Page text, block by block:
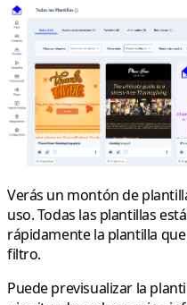
Verás un montón de
uso. Todas las plantillas
rápidamente la plantilla
filtro.
Puede previsualizar la